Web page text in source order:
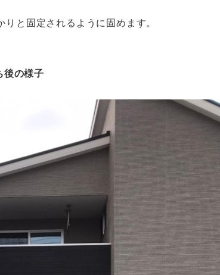
と固定されるように固めます。
後の様子